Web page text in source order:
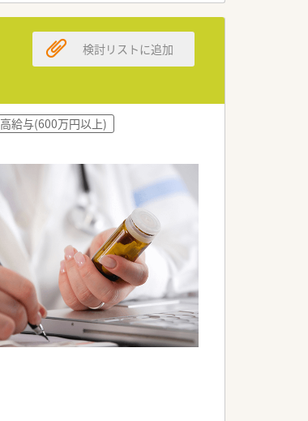
検討リストに追加
高給与(600万円以上)